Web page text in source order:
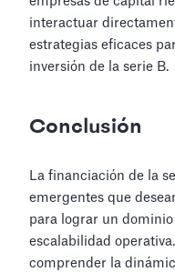
interactuar
estrategias eficaces
inversión de la serie B.
Conclusión
La financiación de la
emergentes que
para lograr un
escalabilidad
comprender la